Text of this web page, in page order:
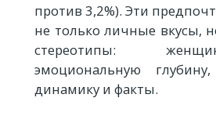
против 3,2%). Эти
не только личные вкусы,
стереотипы:
эмоциональную
динамику и факты.